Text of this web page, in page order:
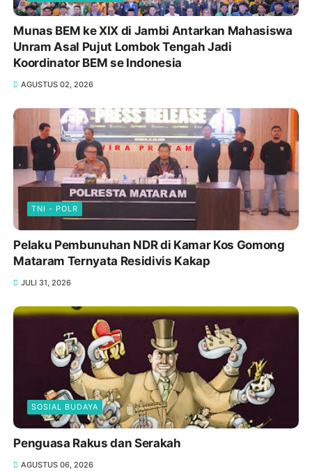
Munas BEM ke XIX di Jambi Antarkan Mahasiswa
Unram Asal Pujut Lombok Tengah Jadi
Koordinator BEM se Indonesia
AGUSTUS 02, 2026
TNI - POLR
Pelaku Pembunuhan NDR di Kamar Kos Gomong
Mataram Ternyata Residivis Kakap
JULI 31, 2026
SOSIAL BUDAYA
Penguasa Rakus dan Serakah
AGUSTUS 06, 2026